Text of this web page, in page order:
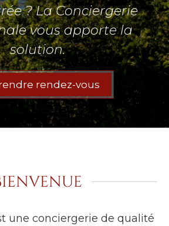
? La Conciergerie
vous apporte la
solution.
rendez-vous
une conciergerie de qualité